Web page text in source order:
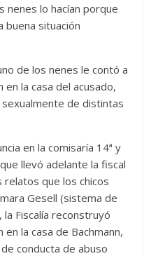
nenes lo hacían porque
buena situación
de los nenes le contó a
en la casa del acusado,
de distintas
en la comisaría 14ª y
llevó adelante la fiscal
relatos que los chicos
Gesell (sistema de
Fiscalía reconstruyó
la casa de Bachmann,
conducta de abuso